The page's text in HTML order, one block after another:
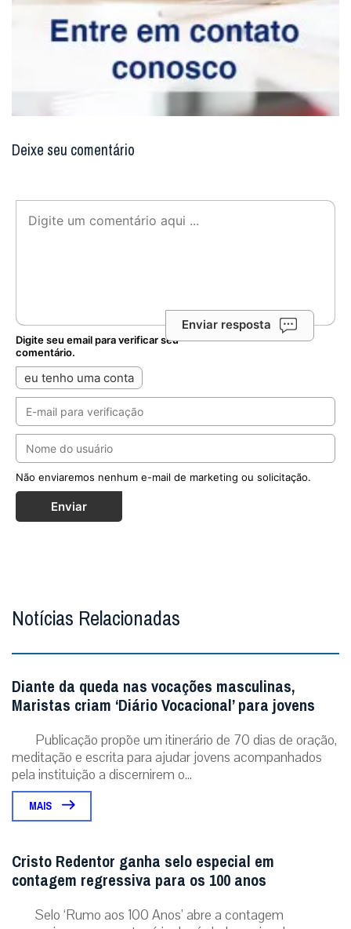
Deixe seu comentário
Enviar resposta
Digite seu email para verificar seu
comentário.
eu tenho uma conta
Não enviaremos nenhum e-mail de marketing ou solicitação.
Enviar
Notícias Relacionadas
Diante da queda nas vocações masculinas,
Maristas criam ‘Diário Vocacional’ para jovens
Publicação propõe um itinerário de 70 dias de oração,
meditação e escrita para ajudar jovens acompanhados
pela instituição a discernirem o...
MAIS
Cristo Redentor ganha selo especial em
contagem regressiva para os 100 anos
Selo ‘Rumo aos 100 Anos’ abre a contagem